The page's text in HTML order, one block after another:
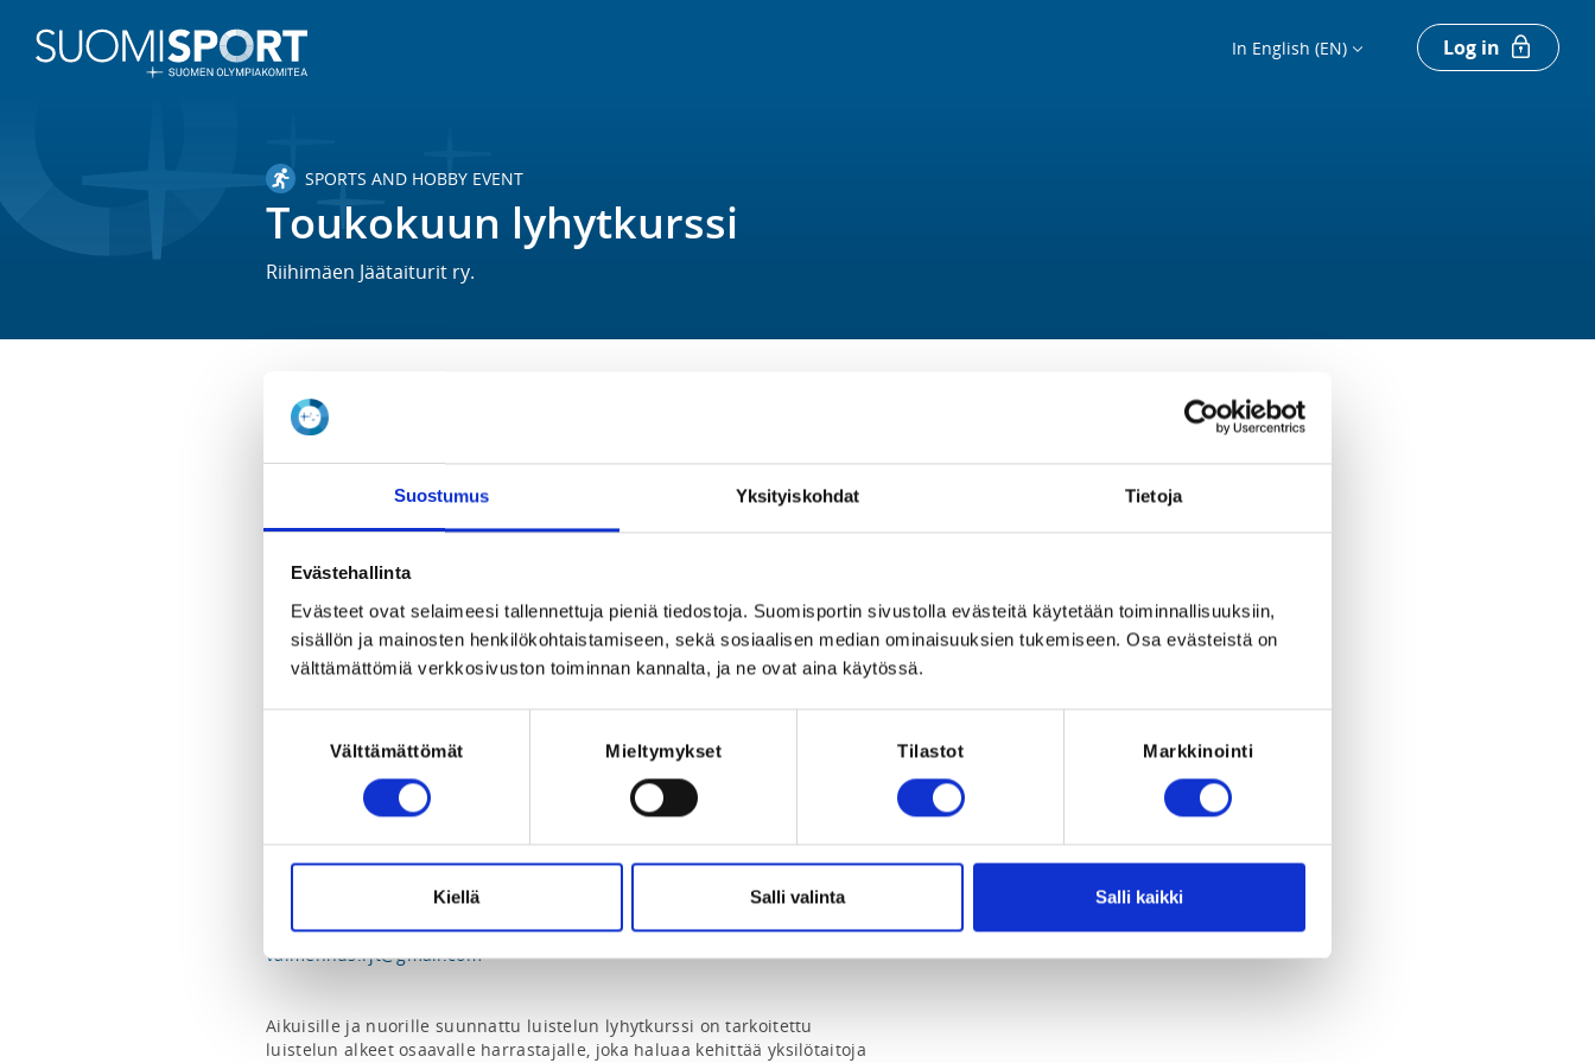
Suostumus Yksityiskohdat Tietoja
Evästehallinta
Evästeet ovat selaimeesi tallennettuja pieniä tiedostoja. Suomisportin sivustolla evästeitä käytetään toiminnallisuuksiin,
sisällön ja mainosten henkilökohtaistamiseen, sekä sosiaalisen median ominaisuuksien tukemiseen. Osa evästeistä on
välttämättömiä verkkosivuston toiminnan kannalta, ja ne ovat aina käytössä.
Välttämättömät Mieltymykset Tilastot Markkinointi
Kiellä Salli valinta Salli kaikki
In English (EN) Log in
SPORTS AND HOBBY EVENT
Toukokuun lyhytkurssi
Riihimäen Jäätaiturit ry.
TIME
Tu 5.5.2026 -
Hj. Elomaan katu 4, 11130 Riihimäki, Suomi
View map
LOCALITY
Riihimäki
Muodostelmaluistelu
REGISTRATION PERIOD
Tu 7.4.2026 at 12:00 - Su 3.5.2026 at 23:59
ADDITIONAL INFORMATION
Annika Paavola
valmennus.rjt@gmail.com
Aikuisille ja nuorille suunnattu luistelun lyhytkurssi on tarkoitettu
luistelun alkeet osaavalle harrastajalle, joka haluaa kehittää yksilötaitoja
Registration period ended on Su 3.5.2026